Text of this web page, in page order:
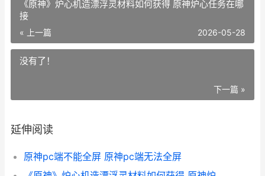
《原神》炉心机造漂浮灵材料如何获得 原神炉心任务在哪
接
« 上一篇 2026-05-28
没有了！
下一篇 »
延伸阅读
原神pc端不能全屏 原神pc端无法全屏